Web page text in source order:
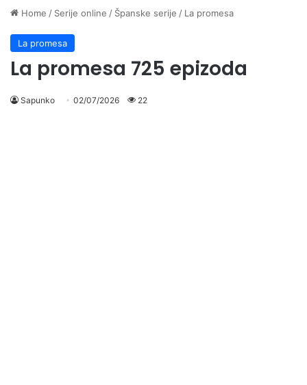
Home / Serije online / Španske serije / La promesa
La promesa
La promesa 725 epizoda
Sapunko 02/07/2026 22